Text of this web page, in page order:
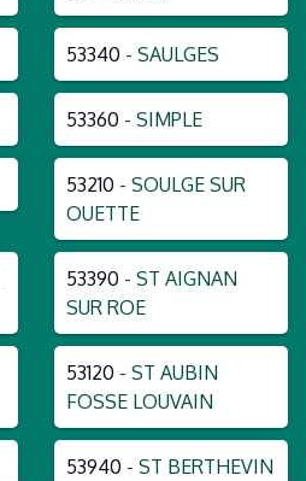
53340 - SAULGES
53360 - SIMPLE
53210 - SOULGE SUR
OUETTE
53390 - ST AIGNAN
SUR ROE
53120 - ST AUBIN
FOSSE LOUVAIN
53940 - ST BERTHEVIN